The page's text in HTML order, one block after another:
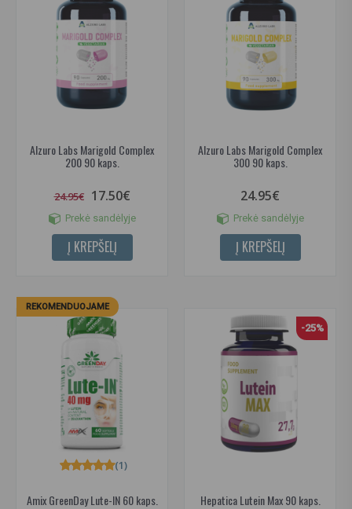
Alzuro Labs Marigold Complex
200 90 kaps.
24.95€ 17.50€
Prekė sandėlyje
Į KREPŠELĮ
Alzuro Labs Marigold Complex
300 90 kaps.
24.95€
Prekė sandėlyje
Į KREPŠELĮ
REKOMENDUOJAME
Amix GreenDay Lute-IN 60 kaps.
(1)
-25%
Hepatica Lutein Max 90 kaps.